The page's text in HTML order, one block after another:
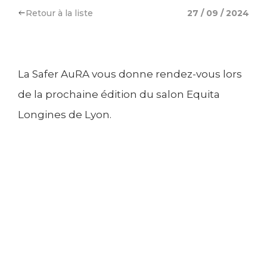
Retour à la liste 27 / 09 / 2024
La Safer AuRA vous donne rendez-vous lors
de la prochaine édition du salon Equita
Longines de Lyon.